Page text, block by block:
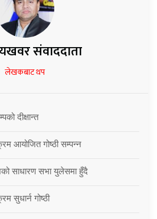
संवाददाता
लेखकबाट थप
दीक्षान्त
आयोजित गोष्ठी सम्पन्न
साधारण सभा युलेसमा हुँदै
सुधार्न गोष्ठी